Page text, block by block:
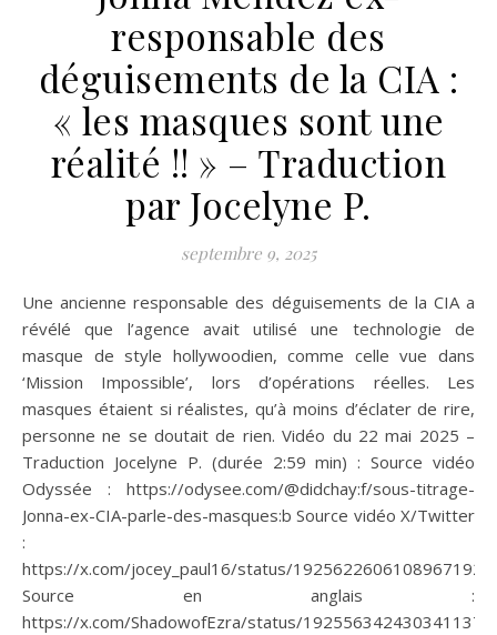
responsable des
déguisements de la CIA :
« les masques sont une
réalité !! » – Traduction
par Jocelyne P.
septembre 9, 2025
Une ancienne responsable des déguisements de la CIA a
révélé que l’agence avait utilisé une technologie de
masque de style hollywoodien, comme celle vue dans
‘Mission Impossible’, lors d’opérations réelles. Les
masques étaient si réalistes, qu’à moins d’éclater de rire,
personne ne se doutait de rien. Vidéo du 22 mai 2025 –
Traduction Jocelyne P. (durée 2:59 min) : Source vidéo
Odyssée : https://odysee.com/@didchay:f/sous-titrage-
Jonna-ex-CIA-parle-des-masques:b Source vidéo X/Twitter
:
https://x.com/jocey_paul16/status/1925622606108967192
Source en anglais :
https://x.com/ShadowofEzra/status/1925563424303411377